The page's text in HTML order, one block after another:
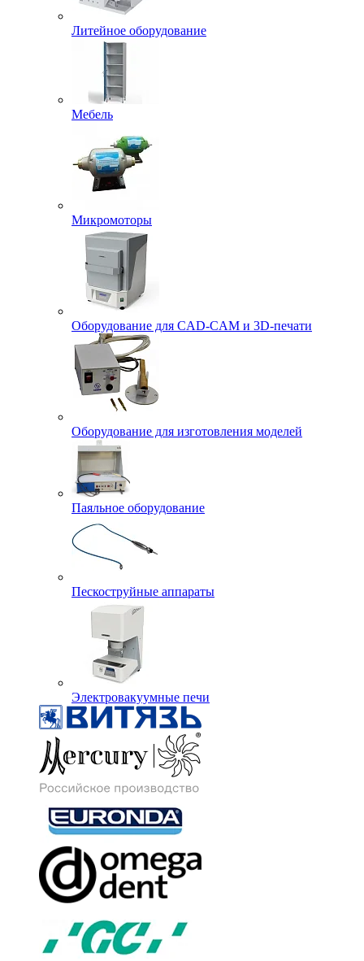
Литейное оборудование
Мебель
Микромоторы
Оборудование для CAD-CAM и 3D-печати
Оборудование для изготовления моделей
Паяльное оборудование
Пескоструйные аппараты
Электровакуумные печи